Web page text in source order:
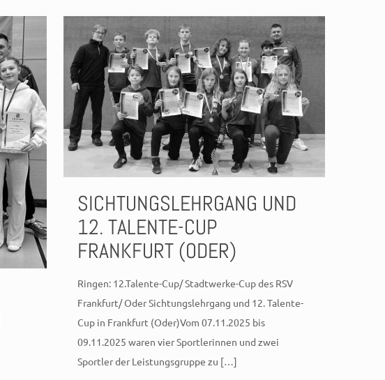
SICHTUNGSLEHRGANG UND
12. TALENTE-CUP
FRANKFURT (ODER)
Ringen: 12.Talente-Cup/ Stadtwerke-Cup des RSV
Frankfurt/ Oder Sichtungslehrgang und 12. Talente-
Cup in Frankfurt (Oder)Vom 07.11.2025 bis
09.11.2025 waren vier Sportlerinnen und zwei
Sportler der Leistungsgruppe zu […]